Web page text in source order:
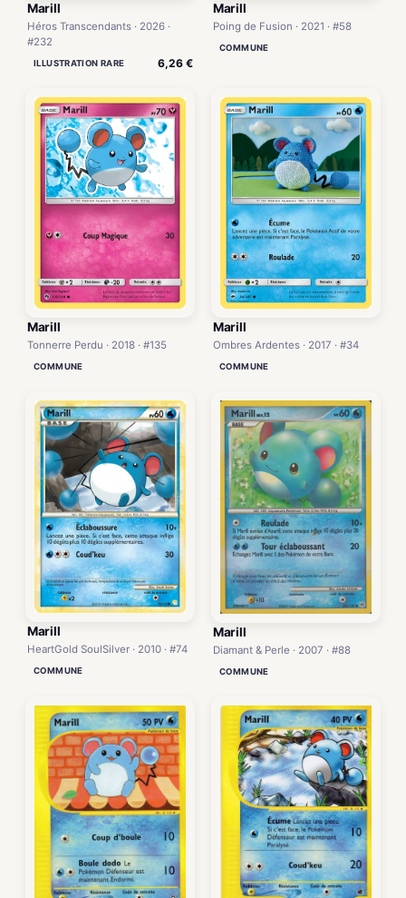
Marill
Héros Transcendants · 2026 ·
#232
ILLUSTRATION RARE 6,26 €
Marill
Poing de Fusion · 2021 · #58
COMMUNE
Marill
Tonnerre Perdu · 2018 · #135
COMMUNE
Marill
Ombres Ardentes · 2017 · #34
COMMUNE
Marill
HeartGold SoulSilver · 2010 · #74
COMMUNE
Marill
Diamant & Perle · 2007 · #88
COMMUNE